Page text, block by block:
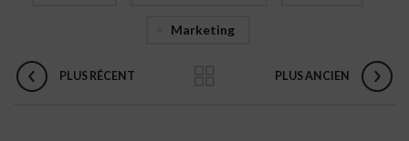
Marketing
PLUS RÉCENT PLUS ANCIEN